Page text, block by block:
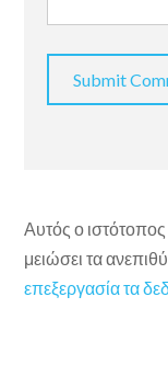
Αυτός ο
μειώσει τα
επεξεργασία τα